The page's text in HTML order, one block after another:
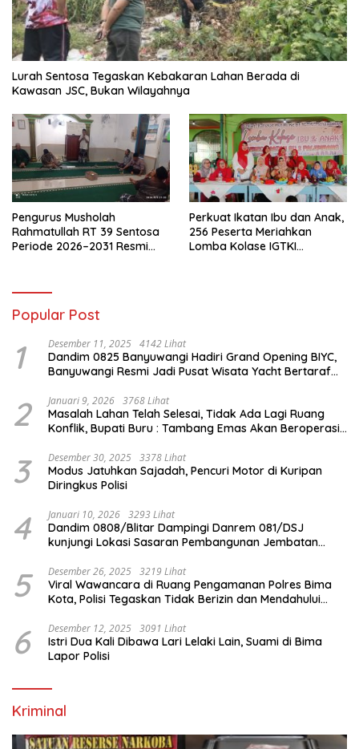
Lurah Sentosa Tegaskan Kebakaran Lahan Berada di
Kawasan JSC, Bukan Wilayahnya
Pengurus Musholah
Rahmatullah RT 39 Sentosa
Periode 2026–2031 Resmi
Perkuat Ikatan Ibu dan Anak,
256 Peserta Meriahkan
Lomba Kolase IGTKI
Popular Post
1 Desember 11, 2025 4142 Lihat
Dandim 0825 Banyuwangi Hadiri Grand Opening BIYC,
Banyuwangi Resmi Jadi Pusat Wisata Yacht Bertaraf
2 Januari 9, 2026 3768 Lihat
Masalah Lahan Telah Selesai, Tidak Ada Lagi Ruang
Konflik, Bupati Buru : Tambang Emas Akan Beroperasi
3 Desember 30, 2025 3378 Lihat
Modus Jatuhkan Sajadah, Pencuri Motor di Kuripan
Diringkus Polisi
4 Januari 10, 2026 3293 Lihat
Dandim 0808/Blitar Dampingi Danrem 081/DSJ
kunjungi Lokasi Sasaran Pembangunan Jembatan
5 Desember 26, 2025 3219 Lihat
Viral Wawancara di Ruang Pengamanan Polres Bima
Kota, Polisi Tegaskan Tidak Berizin dan Mendahului
6 Desember 12, 2025 3091 Lihat
Istri Dua Kali Dibawa Lari Lelaki Lain, Suami di Bima
Lapor Polisi
Kriminal